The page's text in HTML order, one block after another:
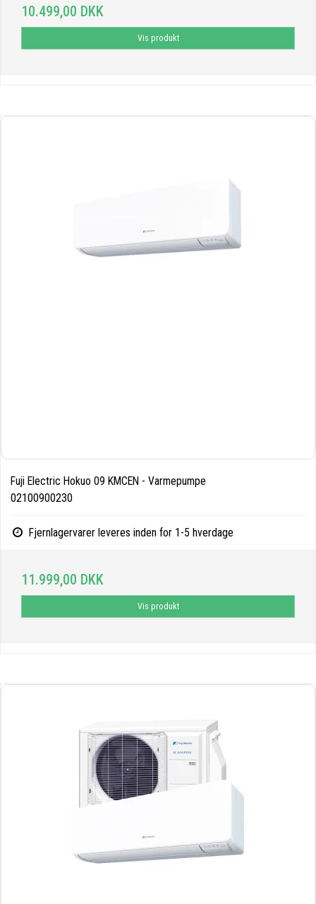
10.499,00 DKK
Vis produkt
Fuji Electric Hokuo 09 KMCEN - Varmepumpe
02100900230
Fjernlagervarer leveres inden for 1-5 hverdage
11.999,00 DKK
Vis produkt